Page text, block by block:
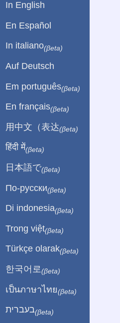
In English
En Español
In italiano(βeta)
Auf Deutsch
Em português(βeta)
En français(βeta)
用中文（表达(βeta)
हिंदी में(βeta)
日本語で(βeta)
По-русски(βeta)
Di indonesia(βeta)
Trong việt(βeta)
Türkçe olarak(βeta)
한국어로 (βeta)
เป็นภาษาไทย(βeta)
בעברית(βeta)